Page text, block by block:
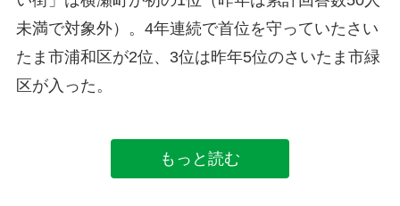
未満で対象外）。4年連続で首位を守っていたさい
たま市浦和区が2位、3位は昨年5位のさいたま市緑
区が入った。
もっと読む